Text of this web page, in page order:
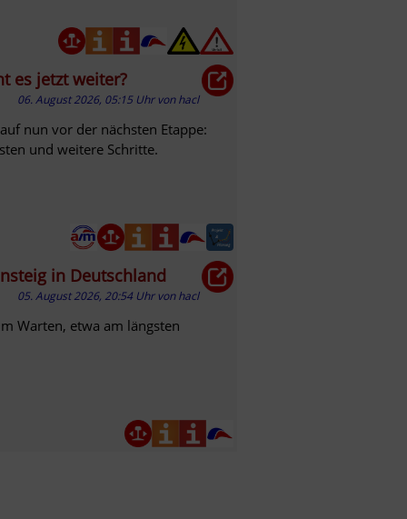
es jetzt weiter?
06. August 2026, 05:15 Uhr vonhacl
nun vor der nächsten Etappe:
und weitere Schritte.
in Deutschland
05. August 2026, 20:54 Uhr vonhacl
Warten, etwa am längsten